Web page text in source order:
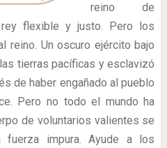
reino de
rey flexible y justo. Pero los
reino. Un oscuro ejército bajo
tierras pacíficas y esclavizó
de haber engañado al pueblo
Pero no todo el mundo ha
de voluntarios valientes se
fuerza impura. Ayude a los